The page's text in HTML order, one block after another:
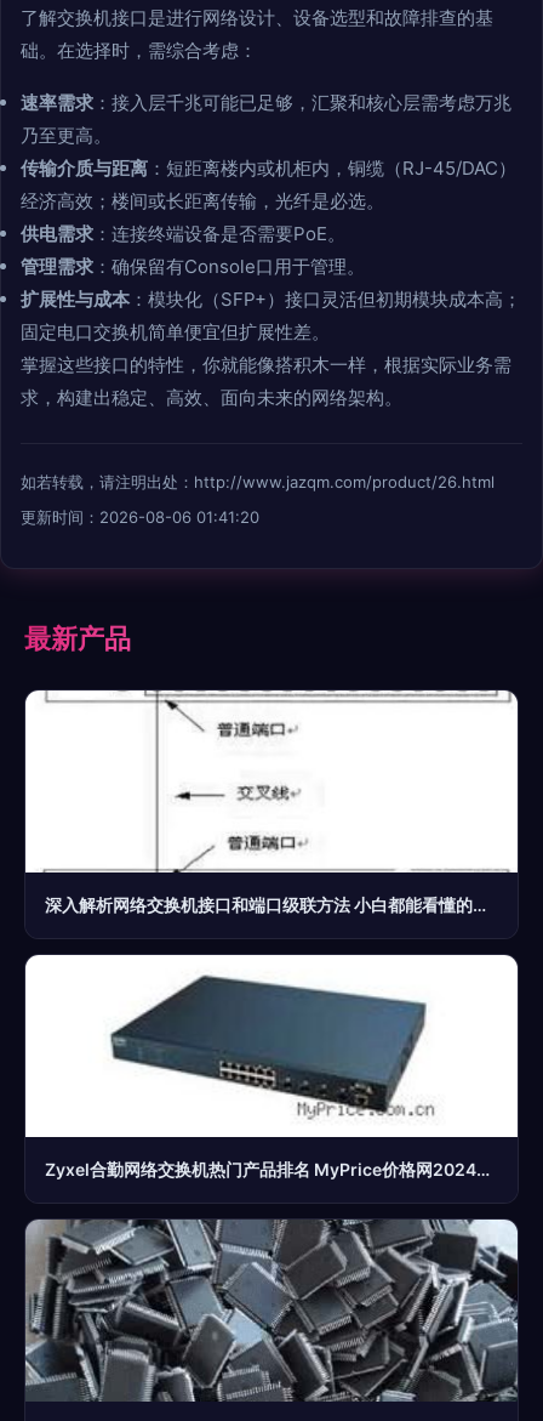
了解交换机接口是进行网络设计、设备选型和故障排查的基
础。在选择时，需综合考虑：
速率需求 ：接入层千兆可能已足够，汇聚和核心层需考虑万兆
乃至更高。
传输介质与距离 ：短距离楼内或机柜内，铜缆（RJ-45/DAC）
经济高效；楼间或长距离传输，光纤是必选。
供电需求 ：连接终端设备是否需要PoE。
管理需求 ：确保留有Console口用于管理。
扩展性与成本 ：模块化（SFP+）接口灵活但初期模块成本高；
固定电口交换机简单便宜但扩展性差。
掌握这些接口的特性，你就能像搭积木一样，根据实际业务需
求，构建出稳定、高效、面向未来的网络架构。
如若转载，请注明出处：http://www.jazqm.com/product/26.html
更新时间：2026-08-06 01:41:20
最新产品
深入解析网络交换机接口和端口级联方法 小白都能看懂的实操指南
Zyxel合勤网络交换机热门产品排名 MyPrice价格网2024年最新整理（第1页）